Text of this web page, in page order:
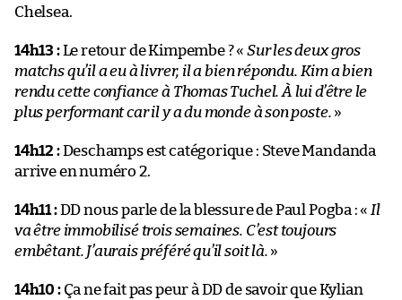
Chelsea.
14h13 :Le retour de Kimpembe ? « Sur les deux gros
matchs qu’il a eu à livrer, il a bien répondu. Kim a bien
rendu cette confiance à Thomas Tuchel. À lui d’être le
plus performant car il y a du monde à son poste. »
14h12 :Deschamps est catégorique : Steve Mandanda
arrive en numéro 2.
14h11 :DD nous parle de la blessure de Paul Pogba : « Il
va être immobilisé trois semaines. C’est toujours
embêtant. J’aurais préféré qu’il soit là. »
14h10 :Ça ne fait pas peur à DD de savoir que Kylian